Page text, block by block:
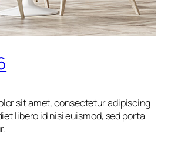
sit amet, consectetur adipiscing
libero id nisi euismod, sed porta